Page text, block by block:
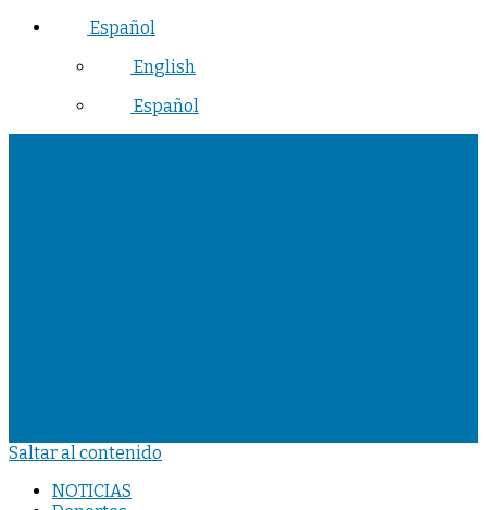
Español
English
Español
Saltar al contenido
NOTICIAS